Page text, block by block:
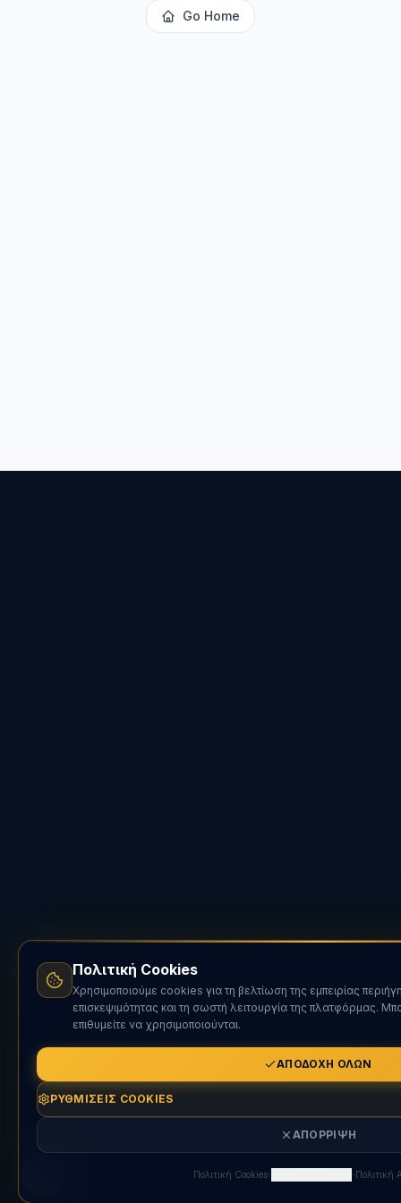
Go Home
Πολιτική Cookies
Χρησιμοποιούμε cookies για τη βελτίωση της εμπειρίας
επισκεψιμότητας και τη σωστή λειτουργία της πλατφόρμας.
επιθυμείτε να χρησιμοποιούνται.
ΑΠΟΔΟΧΉ ΌΛΩΝ
ΡΥΘΜΊΣΕΙΣ COOKIES
ΑΠΌΡΡΙΨΗ
Πολιτική Cookies· ·Πολιτική